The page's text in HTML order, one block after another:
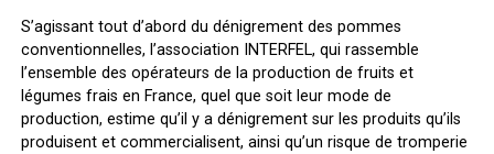
S’agissant tout d’abord du dénigrement des pommes
conventionnelles, l’association INTERFEL, qui rassemble
l’ensemble des opérateurs de la production de fruits et
légumes frais en France, quel que soit leur mode de
production, estime qu’il y a dénigrement sur les produits qu’ils
produisent et commercialisent, ainsi qu’un risque de tromperie